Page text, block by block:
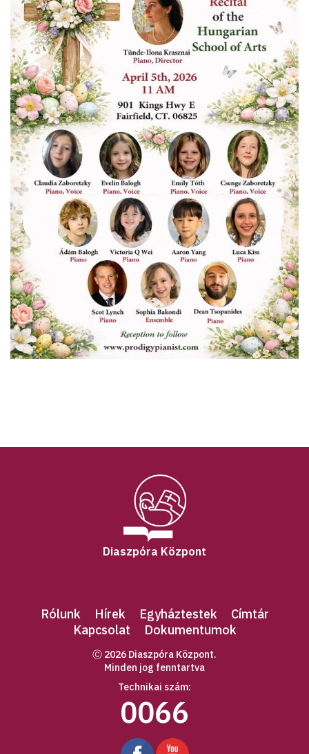
Diaszpóra Központ
Rólunk Hírek Egyháztestek
Címtár
Kapcsolat
Dokumentumok
Ⓒ 2026 Diaszpóra Központ.
Minden jog fenntartva
Technikai szám:
0066